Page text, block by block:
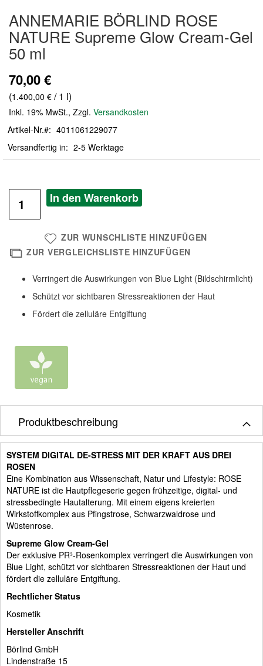
Anfang
der
Bildergalerie
springen
ANNEMARIE BÖRLIND ROSE
NATURE Supreme Glow Cream-Gel
50 ml
70,00 €
(1.400,00 € / 1 l)
Inkl. 19% MwSt., Zzgl. Versandkosten
Artikel-Nr.
4011061229077
Versandfertig in
2-5 Werktage
In den Warenkorb
ZUR WUNSCHLISTE HINZUFÜGEN
ZUR VERGLEICHSLISTE HINZUFÜGEN
Verringert die Auswirkungen von Blue Light (Bildschirmlicht)
Schützt vor sichtbaren Stressreaktionen der Haut
Fördert die zelluläre Entgiftung
Produktbeschreibung
SYSTEM DIGITAL DE-STRESS MIT DER KRAFT AUS DREI
ROSEN
Eine Kombination aus Wissenschaft, Natur und Lifestyle: ROSE
NATURE ist die Hautpflegeserie gegen frühzeitige, digital- und
stressbedingte Hautalterung. Mit einem eigens kreierten
Wirkstoffkomplex aus Pfingstrose, Schwarzwaldrose und
Wüstenrose.
Supreme Glow Cream-Gel
Der exklusive PR³-Rosenkomplex verringert die Auswirkungen von
Blue Light, schützt vor sichtbaren Stressreaktionen der Haut und
fördert die zelluläre Entgiftung.
Rechtlicher Status
Kosmetik
Hersteller Anschrift
Börlind GmbH
Lindenstraße 15